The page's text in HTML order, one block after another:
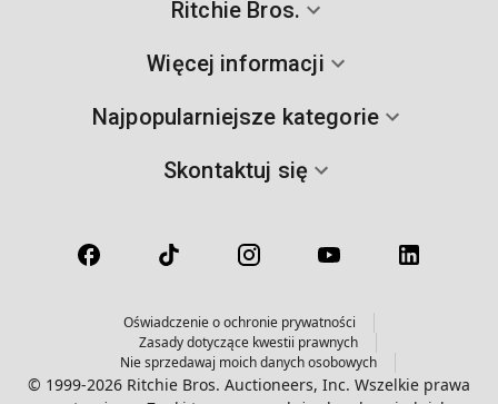
Ritchie Bros.
Więcej informacji
Najpopularniejsze kategorie
Skontaktuj się
Oświadczenie o ochronie prywatności
Zasady dotyczące kwestii prawnych
Nie sprzedawaj moich danych osobowych
© 1999-2026 Ritchie Bros. Auctioneers, Inc. Wszelkie prawa